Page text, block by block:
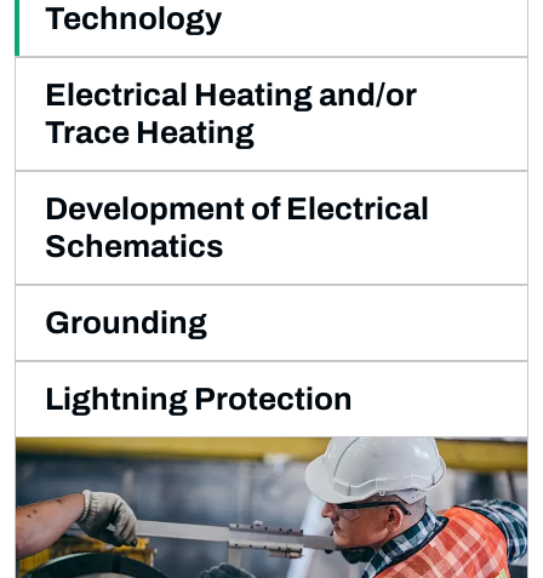
Technology
Electrical Heating and/or
Trace Heating
Development of Electrical
Schematics
Grounding
Lightning Protection